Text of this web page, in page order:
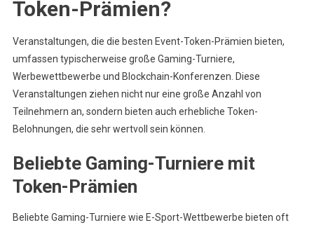
Token-Prämien?
Veranstaltungen, die die besten Event-Token-Prämien bieten,
umfassen typischerweise große Gaming-Turniere,
Werbewettbewerbe und Blockchain-Konferenzen. Diese
Veranstaltungen ziehen nicht nur eine große Anzahl von
Teilnehmern an, sondern bieten auch erhebliche Token-
Belohnungen, die sehr wertvoll sein können.
Beliebte Gaming-Turniere mit
Token-Prämien
Beliebte Gaming-Turniere wie E-Sport-Wettbewerbe bieten oft